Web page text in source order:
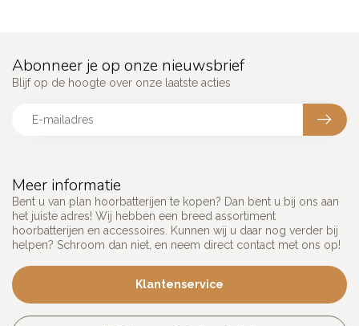
Meer informatie
Bent u van plan hoorbatterijen te kopen? Dan bent u bij ons aan
het juiste adres! Wij hebben een breed assortiment
hoorbatterijen en accessoires. Kunnen wij u daar nog verder bij
helpen? Schroom dan niet, en neem direct contact met ons op!
Klantenservice
Abonneer je op onze nieuwsbrief
Blijf op de hoogte over onze laatste acties